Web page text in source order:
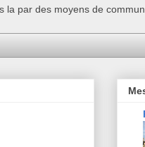
par des moyens de